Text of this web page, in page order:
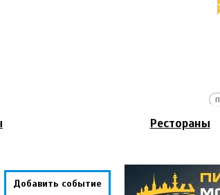
Рестораны
Добавить событие